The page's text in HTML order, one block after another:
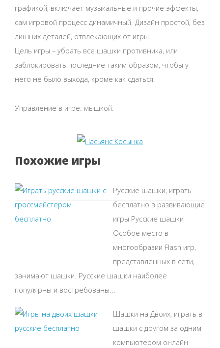
графикой, включает музыкальные и прочие эффекты,
сам игровой процесс динамичный. Дизайн простой, без
лишних деталей, отвлекающих от игры.
Цель игры – убрать все шашки противника, или
заблокировать последние таким образом, чтобы у
него не было выхода, кроме как сдаться.
Управление в игре: мышкой.
Похожие игры
Русские шашки, играть
бесплатно в развивающие
игры Русские шашки
Особое место в
многообразии Flash игр,
представленных в сети,
занимают шашки. Русские шашки наиболее
популярны и востребованы...
Шашки на Двоих, играть в
шашки с другом за одним
компьютером онлайн